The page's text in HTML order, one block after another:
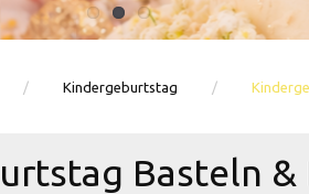
Kindergeburtstag
Basteln &